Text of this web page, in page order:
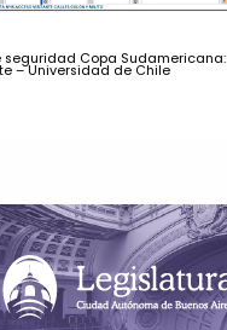
seguridad Copa Sudamericana:
– Universidad de Chile